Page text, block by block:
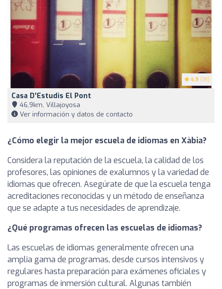
4.9 (18)
Casa D'Estudis El Pont
46,9km, Villajoyosa
Ver información y datos de contacto
¿Cómo elegir la mejor escuela de idiomas en Xàbia?
Considera la reputación de la escuela, la calidad de los
profesores, las opiniones de exalumnos y la variedad de
idiomas que ofrecen. Asegúrate de que la escuela tenga
acreditaciones reconocidas y un método de enseñanza
que se adapte a tus necesidades de aprendizaje.
¿Qué programas ofrecen las escuelas de idiomas?
Las escuelas de idiomas generalmente ofrecen una
amplia gama de programas, desde cursos intensivos y
regulares hasta preparación para exámenes oficiales y
programas de inmersión cultural. Algunas también